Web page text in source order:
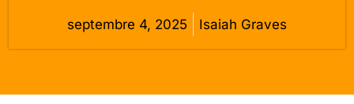
septembre 4, 2025 Isaiah Graves